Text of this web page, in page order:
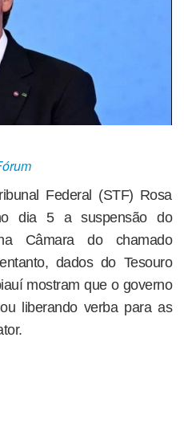
Federal (STF) Rosa
dia 5 a suspensão do
Câmara do chamado
dados do Tesouro
mostram que o governo
liberando verba para as